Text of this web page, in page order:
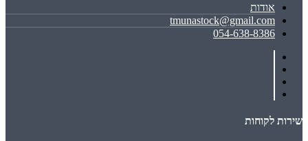
אודות
tmunastock@gmail.com
054-638-8386
שירות לקוחות